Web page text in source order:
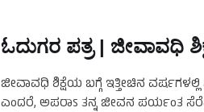
ಓದುಗರ ಪತ್ರ | ಜೀವಾವಧಿ
ಜೀವಾವಧಿ ಶಿಕ್ಷೆಯ ಬಗ್ಗೆ ಇತ್ತೀಚಿನ
ಎಂದರೆ, ಅಪರಾಽ ತನ್ನ ಜೀವನ ಪರ್ಯಂತ